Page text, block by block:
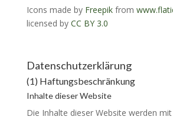
Icons made by Freepikfrom
licensed by CC BY 3.0
Datenschutzerklärung
(1) Haftungsbeschränkung
Inhalte dieser Website
Die Inhalte dieser Website werden